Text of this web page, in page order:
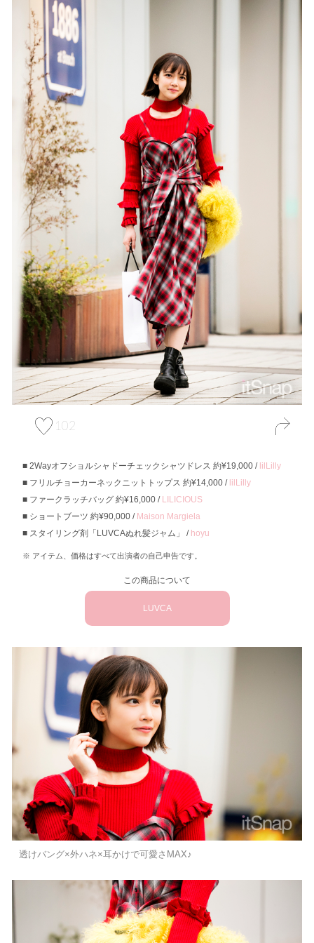
102
2Wayオフショルシャドーチェックシャツドレス 約¥19,000 / lilLilly
フリルチョーカーネックニットトップス 約¥14,000 / lilLilly
ファークラッチバッグ 約¥16,000 / LILICIOUS
ショートブーツ 約¥90,000 / Maison Margiela
スタイリング剤「LUVCAぬれ髪ジャム」 / hoyu
アイテム、価格はすべて出演者の自己申告です。
この商品について
LUVCA
透けバング×外ハネ×耳かけで可愛さMAX♪